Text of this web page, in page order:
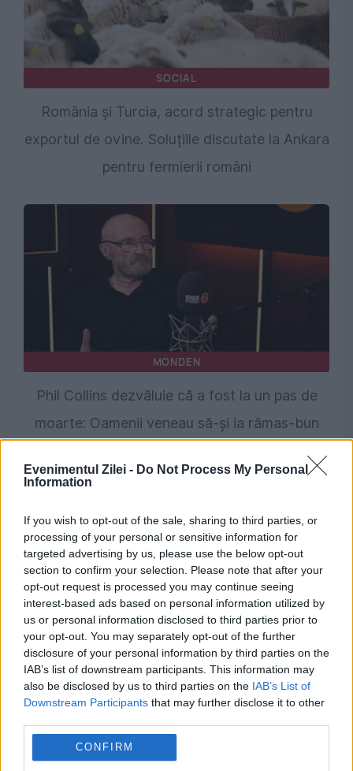
Evenimentul Zilei - Do Not Process My Personal
Information
If you wish to opt-out of the sale, sharing to third parties, or
processing of your personal or sensitive information for
targeted advertising by us, please use the below opt-out
section to confirm your selection. Please note that after your
opt-out request is processed you may continue seeing
interest-based ads based on personal information utilized by
us or personal information disclosed to third parties prior to
your opt-out. You may separately opt-out of the further
disclosure of your personal information by third parties on the
IAB’s list of downstream participants. This information may
also be disclosed by us to third parties on the IAB’s List of
Downstream Participants that may further disclose it to other
CONFIRM
SOCIAL
România și Turcia, acord strategic pentru
exportul de ovine. Soluțiile discutate la Ankara
pentru fermierii români
MONDEN
Phil Collins dezvăluie că a fost la un pas de
moarte: Oamenii veneau să-și ia rămas-bun
SPORT
Gigi Becali, detalii neștiute despre relația cu
Mihai Stoica: El are grijă de banii mei. De ce nu
mai face FCSB achiziții scumpe